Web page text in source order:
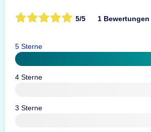
5/5 1 Bewertungen
5 Sterne
4 Sterne
3 Sterne